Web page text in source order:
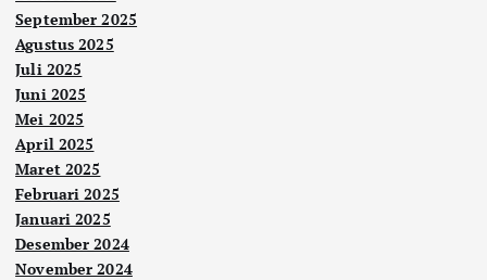
September 2025
Agustus 2025
Juli 2025
Juni 2025
Mei 2025
April 2025
Maret 2025
Februari 2025
Januari 2025
Desember 2024
November 2024